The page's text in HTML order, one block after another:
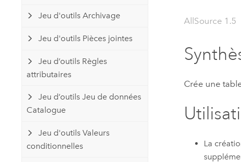
Technologie Developer
cartographie et d’analyse spatialeTous les secteurs d’activité
Jeu d'outils Archivage
Jeu d'outils Pièces jointes
Jeu d’outils Règles
attributaires
Jeu d’outils Jeu de données
Catalogue
Jeu d'outils Valeurs
conditionnelles
AllSource 1.5
Crée une
La